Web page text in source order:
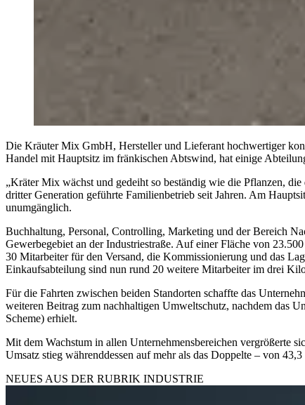
Die Kräuter Mix GmbH, Hersteller und Lieferant hochwertiger
Handel mit Hauptsitz im fränkischen Abtswind, hat einige
„Kräter Mix wächst und gedeiht so beständig wie die Pflanzen,
dritter Generation geführte Familienbetrieb seit Jahren. Am
unumgänglich.
Buchhaltung, Personal, Controlling, Marketing und der Bereich
Gewerbegebiet an der Industriestraße. Auf einer Fläche von
30 Mitarbeiter für den Versand, die Kommissionierung und das
Einkaufsabteilung sind nun rund 20 weitere Mitarbeiter im drei
Für die Fahrten zwischen beiden Standorten schaffte das
weiteren Beitrag zum nachhaltigen Umweltschutz, nachdem das
Scheme) erhielt.
Mit dem Wachstum in allen Unternehmensbereichen vergrößerte
Umsatz stieg währenddessen auf mehr als das Doppelte – von
NEUES AUS DER RUBRIK INDUSTRIE